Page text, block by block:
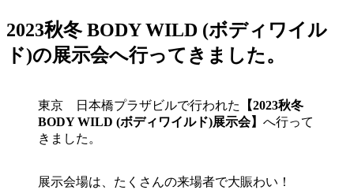
2023秋冬 BODY WILD (ボディワイル
ド)の展示会へ行ってきました。
東京 日本橋プラザビルで行われた
【2023秋冬
BODY WILD (ボディワイルド)展示会】 へ行って
きました。
展示会場は、たくさんの来場者で大賑わい！